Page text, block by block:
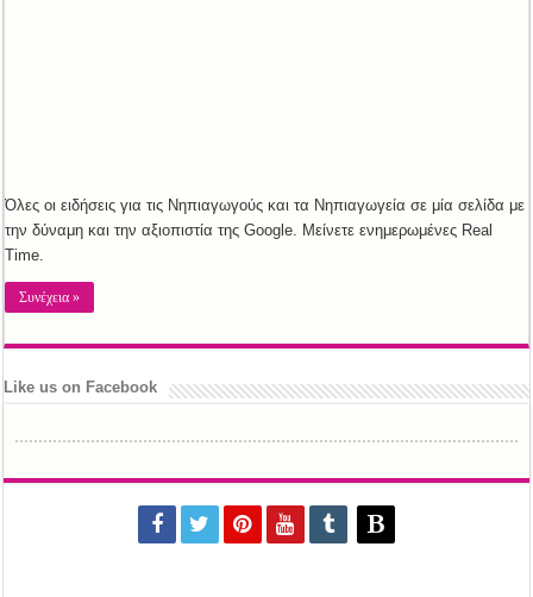
Όλες οι ειδήσεις για τις Νηπιαγωγούς και τα Νηπιαγωγεία σε μία σελίδα με
την δύναμη και την αξιοπιστία της Google. Μείνετε ενημερωμένες Real
Time.
Συνέχεια »
Like us on Facebook